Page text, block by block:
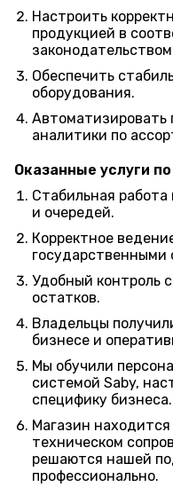
Настроить
продукцией в
Обеспечить
оборудования.
Автоматизировать
аналитики по
Оказанные услуги
Стабильная
и очередей.
Корректное
государственными
Удобный контроль
остатков.
Владельцы
бизнесе и
Мы обучили
системой Saby,
специфику бизнеса.
Магазин
техническом
решаются нашей
профессионально.